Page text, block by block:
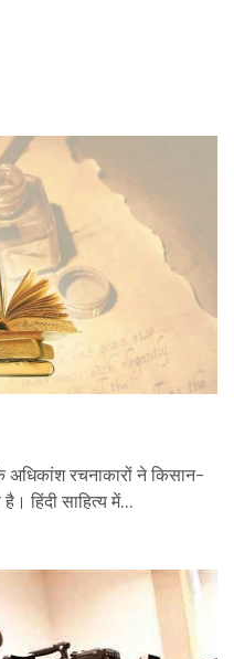
अधिकांश रचनाकारों ने किसान-
हिंदी साहित्य में...